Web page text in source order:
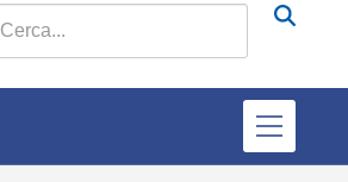
Cerca nel sito